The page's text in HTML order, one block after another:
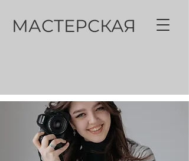
МАСТЕРСКАЯ